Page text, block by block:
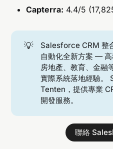
Capterra: 4.4/5
💡
Salesforce CRM 整
自動化全新方案 — 高
房地產、教育、金融
實際系統落地經驗。
Tenten，提供專業
開發服務。
聯絡